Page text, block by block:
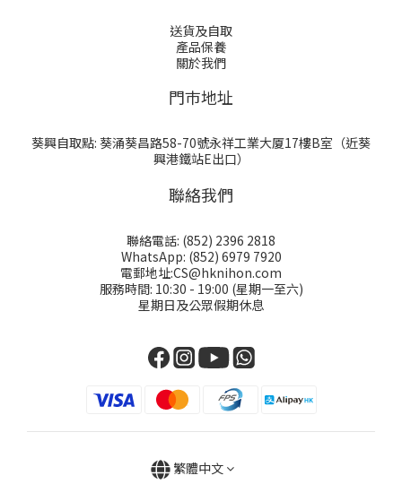
送貨及自取
產品保養
關於我們
門巿地址
葵興自取點: 葵涌葵昌路58-70號永祥工業大厦17樓B室（近葵
興港鐵站E出口）
聯絡我們
聯絡電話: (852) 2396 2818
WhatsApp: (852) 6979 7920
電郵地址:CS@hknihon.com
服務時間: 10:30 - 19:00 (星期一至六)
星期日及公眾假期休息
繁體中文